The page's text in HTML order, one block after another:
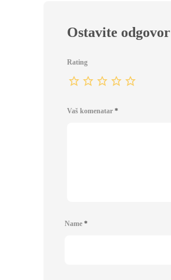
Ostavite odgovor
Rating
Vaš komenatar *
Name *